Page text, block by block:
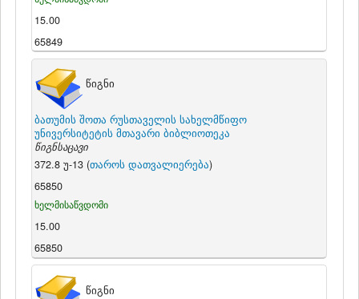
15.00
65849
წიგნი
ბათუმის შოთა რუსთაველის სახელმწიფო
უნივერსიტეტის მთავარი ბიბლიოთეკა
წიგნსაცავი
372.8 უ-13 (თაროს დათვალიერება)
65850
ხელმისაწვდომი
15.00
65850
წიგნი